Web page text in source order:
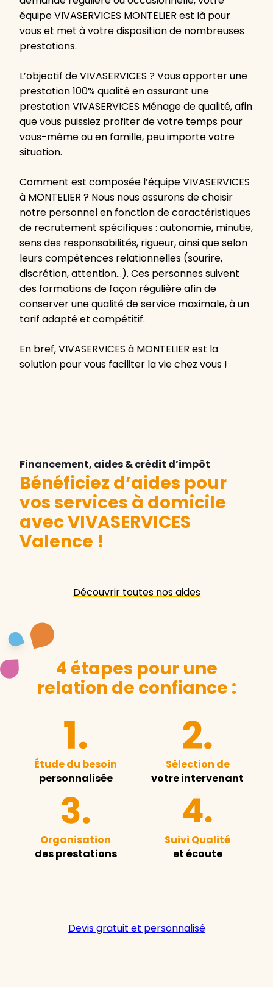
équipe VIVASERVICES MONTELIER est là pour
vous et met à votre disposition de nombreuses
prestations.
L’objectif de VIVASERVICES ? Vous apporter une
prestation 100% qualité en assurant une
prestation VIVASERVICES Ménage de qualité, afin
que vous puissiez profiter de votre temps pour
vous-même ou en famille, peu importe votre
situation.
Comment est composée l’équipe VIVASERVICES
à MONTELIER ? Nous nous assurons de choisir
notre personnel en fonction de caractéristiques
de recrutement spécifiques : autonomie, minutie,
sens des responsabilités, rigueur, ainsi que selon
leurs compétences relationnelles (sourire,
discrétion, attention…). Ces personnes suivent
des formations de façon régulière afin de
conserver une qualité de service maximale, à un
tarif adapté et compétitif.
En bref, VIVASERVICES à MONTELIER est la
solution pour vous faciliter la vie chez vous !
Financement, aides & crédit d’impôt
Bénéficiez d’aides pour
vos services à domicile
avec VIVASERVICES
Valence !
Découvrir toutes nos aides
4 étapes pour une
relation de confiance :
Étude du besoin
personnalisée
Sélection de
votre intervenant
Organisation
des prestations
Suivi Qualité
et écoute
Devis gratuit et personnalisé